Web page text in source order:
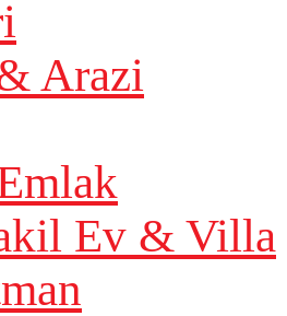
Arazi
Ev & Villa